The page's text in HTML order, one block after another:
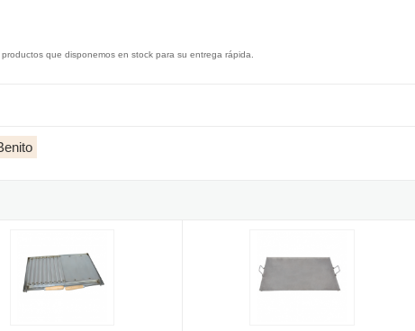
que disponemos en stock para su entrega rápida.